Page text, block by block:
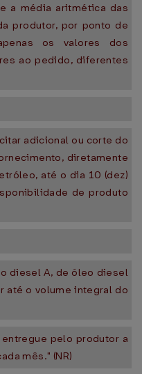
a média aritmética das
produtor, por ponto de
os valores dos
ao pedido, diferentes
adicional ou corte do
diretamente
até o dia 10 (dez)
de produto
diesel A, de óleo diesel
até o volume integral do
pelo produtor a
mês." (NR)